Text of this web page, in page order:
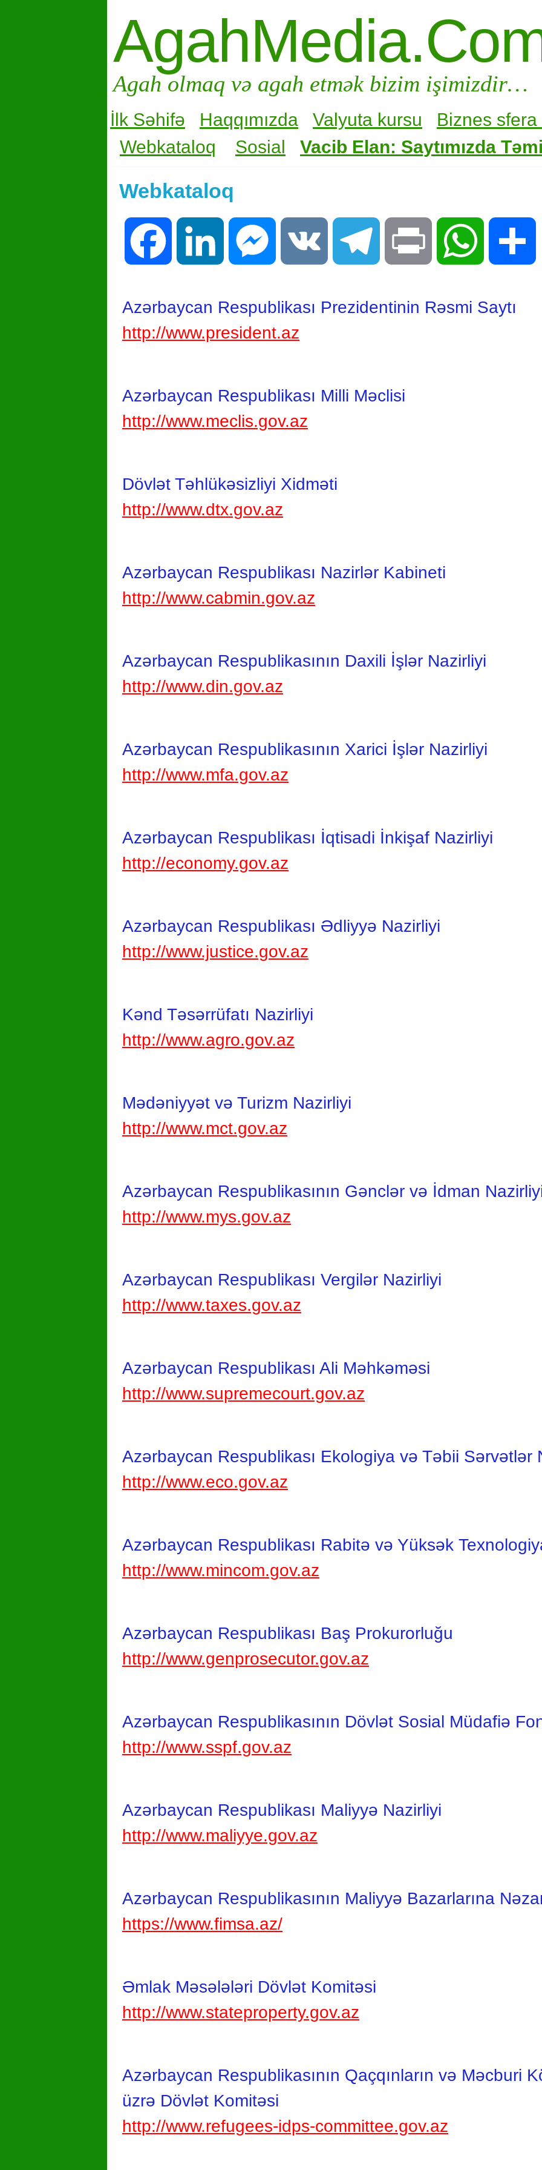
Agah olmaq və agah etmək bizim işimizdir…
İlk Səhifə Haqqımızda Valyuta kursu
Biznes sfera
Webkataloq
Sosial Vacib Elan: Saytımızda
Webkataloq
Facebook LinkedIn Messenger VK Print WhatsApp
Azərbaycan Respublikası Prezidentinin Rəsmi Saytı
http://www.president.az
Azərbaycan Respublikası Milli Məclisi
http://www.meclis.gov.az
Dövlət Təhlükəsizliyi Xidməti
http://www.dtx.gov.az
Azərbaycan Respublikası Nazirlər Kabineti
http://www.cabmin.gov.az
Azərbaycan Respublikasının Daxili İşlər Nazirliyi
http://www.din.gov.az
Azərbaycan Respublikasının Xarici İşlər Nazirliyi
http://www.mfa.gov.az
Azərbaycan Respublikası İqtisadi İnkişaf Nazirliyi
http://economy.gov.az
Azərbaycan Respublikası Ədliyyə Nazirliyi
http://www.justice.gov.az
Kənd Təsərrüfatı Nazirliyi
http://www.agro.gov.az
Mədəniyyət və Turizm Nazirliyi
http://www.mct.gov.az
Azərbaycan Respublikasının Gənclər və İdman
http://www.mys.gov.az
Azərbaycan Respublikası Vergilər Nazirliyi
http://www.taxes.gov.az
Azərbaycan Respublikası Ali Məhkəməsi
http://www.supremecourt.gov.az
Azərbaycan Respublikası Ekologiya və Təbii Sərvətlər
http://www.eco.gov.az
Azərbaycan Respublikası Rabitə və Yüksək
http://www.mincom.gov.az
Azərbaycan Respublikası Baş Prokurorluğu
http://www.genprosecutor.gov.az
Azərbaycan Respublikasının Dövlət Sosial Müdafiə
http://www.sspf.gov.az
Azərbaycan Respublikası Maliyyə Nazirliyi
http://www.maliyye.gov.az
Azərbaycan Respublikasının Maliyyə Bazarlarına
https://www.fimsa.az/
Əmlak Məsələləri Dövlət Komitəsi
http://www.stateproperty.gov.az
Azərbaycan Respublikasının Qaçqınların və Məcburi
üzrə Dövlət Komitəsi
http://www.refugees-idps-committee.gov.az